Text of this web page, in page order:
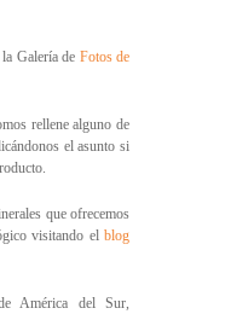
Galería de Fotos de
rellene alguno de
el asunto si
que ofrecemos
visitando el blog
América del Sur,